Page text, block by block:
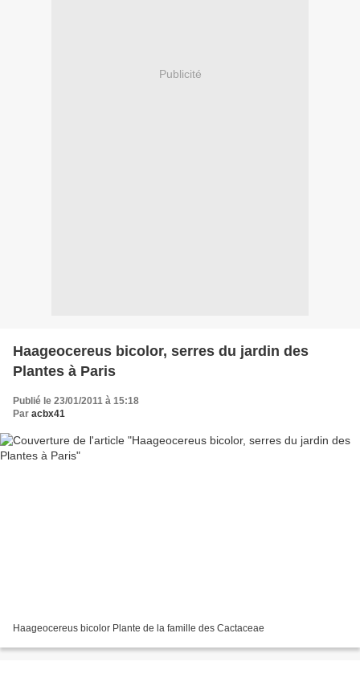
Publicité
Haageocereus bicolor, serres du jardin des
Plantes à Paris
Publié le 23/01/2011 à 15:18
Par acbx41
Haageocereus bicolor Plante de la famille des Cactaceae